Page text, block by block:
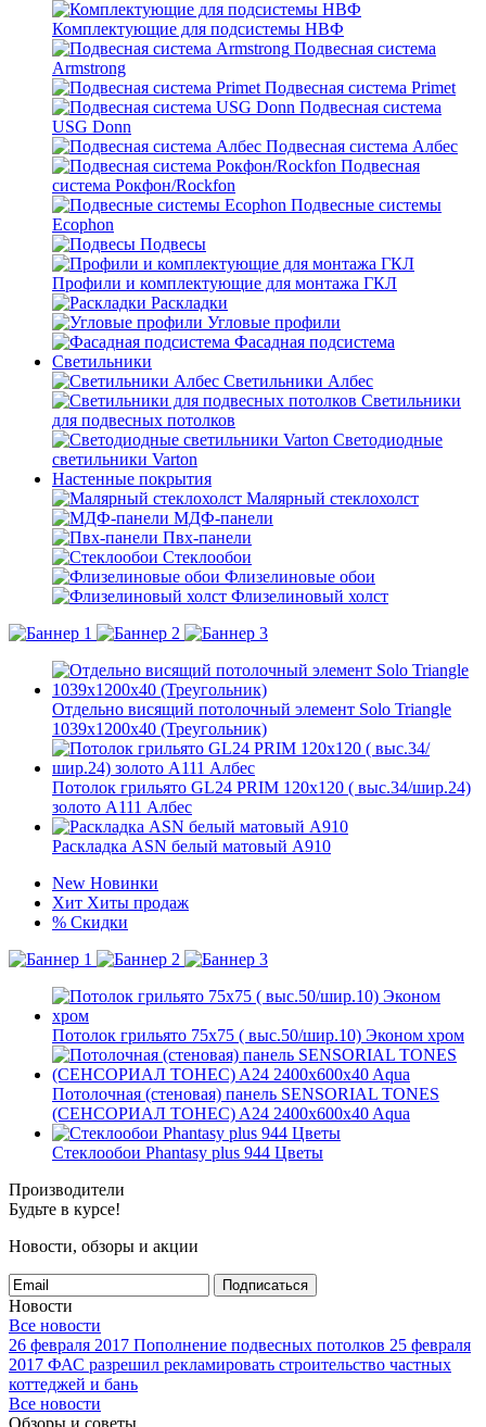
Комплектующие для подсистемы НВФ
Подвесная система
Armstrong
Подвесная система Primet
Подвесная система
USG Donn
Подвесная система Албес
Подвесная
система Рокфон/Rockfon
Подвесные системы
Ecophon
Подвесы
Профили и комплектующие для монтажа ГКЛ
Раскладки
Угловые профили
Фасадная подсистема
Светильники
Светильники Албес
Светильники
для подвесных потолков
Светодиодные
светильники Varton
Настенные покрытия
Малярный стеклохолст
МДФ-панели
Пвх-панели
Стеклообои
Флизелиновые обои
Флизелиновый холст
Отдельно висящий потолочный элемент Solo Triangle
1039x1200x40 (Треугольник)
Потолок грильято GL24 PRIM 120х120 ( выс.34/шир.24)
золото А111 Албес
Раскладка ASN белый матовый А910
New Новинки
Хит Хиты продаж
% Скидки
Потолок грильято 75х75 ( выс.50/шир.10) Эконом хром
Потолочная (стеновая) панель SENSORIAL TONES
(СЕНСОРИАЛ ТОНЕС) A24 2400x600x40 Aqua
Стеклообои Phantasy plus 944 Цветы
Производители
Будьте в курсе!
Новости, обзоры и акции
Подписаться
Новости
Все новости
26 февраля 2017 Пополнение подвесных потолков 25 февраля
2017 ФАС разрешил рекламировать строительство частных
коттеджей и бань
Все новости
Обзоры и советы